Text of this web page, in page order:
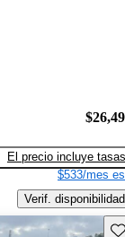
El precio incluye tasas
$533/mes
Verif. disponibilidad